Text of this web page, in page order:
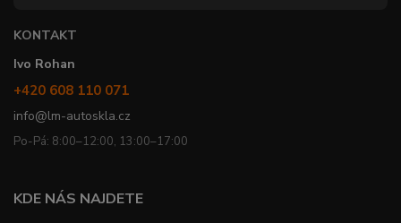
KONTAKT
Ivo Rohan
+420 608 110 071
info@lm-autoskla.cz
Po-Pá: 8:00–12:00, 13:00–17:00
KDE NÁS NAJDETE